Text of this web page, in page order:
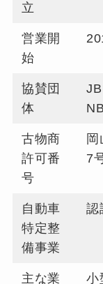
立
営業開
始
協賛団
体
古物商
許可番
号
7
自動車
特定整
備事業
認
主な業
小